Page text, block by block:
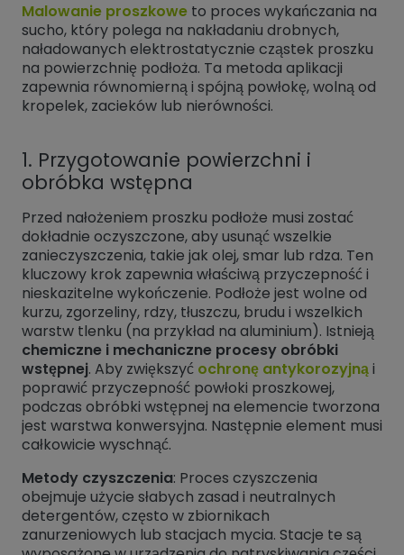
Malowanie proszkowe to proces wykańczania na
sucho, który polega na nakładaniu drobnych,
naładowanych elektrostatycznie cząstek proszku
na powierzchnię podłoża. Ta metoda aplikacji
zapewnia równomierną i spójną powłokę, wolną od
kropelek, zacieków lub nierówności.
1. Przygotowanie powierzchni i
obróbka wstępna
Przed nałożeniem proszku podłoże musi zostać
dokładnie oczyszczone, aby usunąć wszelkie
zanieczyszczenia, takie jak olej, smar lub rdza. Ten
kluczowy krok zapewnia właściwą przyczepność i
nieskazitelne wykończenie. Podłoże jest wolne od
kurzu, zgorzeliny, rdzy, tłuszczu, brudu i wszelkich
warstw tlenku (na przykład na aluminium). Istnieją
chemiczne i mechaniczne procesy obróbki
wstępnej. Aby zwiększyć ochronę antykorozyjnąi
poprawić przyczepność powłoki proszkowej,
podczas obróbki wstępnej na elemencie tworzona
jest warstwa konwersyjna. Następnie element musi
całkowicie wyschnąć.
Metody czyszczenia: Proces czyszczenia
obejmuje użycie słabych zasad i neutralnych
detergentów, często w zbiornikach
zanurzeniowych lub stacjach mycia. Stacje te są